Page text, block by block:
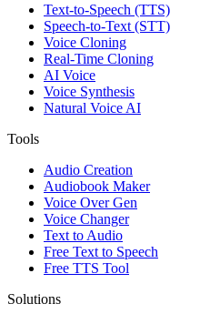
Text-to-Speech (TTS)
Speech-to-Text (STT)
Voice Cloning
Real-Time Cloning
AI Voice
Voice Synthesis
Natural Voice AI
Tools
Audio Creation
Audiobook Maker
Voice Over Gen
Voice Changer
Text to Audio
Free Text to Speech
Free TTS Tool
Solutions